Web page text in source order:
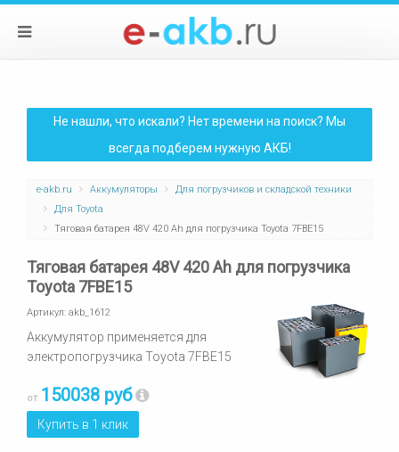
Не нашли, что искали? Нет времени на поиск? Мы
всегда подберем нужную АКБ!
e-akb.ru Аккумуляторы
Для погрузчиков и складской техники
Для Toyota
Тяговая батарея 48V 420 Ah для погрузчика Toyota 7FBE15
Тяговая батарея 48V 420 Ah для погрузчика
Toyota 7FBE15
Артикул: akb_1612
Аккумулятор применяется для
электропогрузчика Toyota 7FBE15
от 150038 руб
Купить в 1 клик